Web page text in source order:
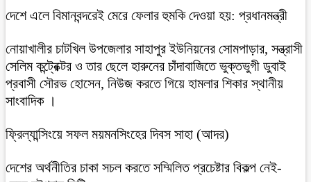
দেশে এলে বিমানবন্দরেই মেরে ফেলার হুমকি দেওয়া হয়: প্রধানমন্ত্রী
নোয়াখালীর চাটখিল উপজেলার সাহাপুর ইউনিয়নের সোমপাড়ার, সন্ত্রাসী
সেলিম কন্ট্রেক্টর ও তার ছেলে হারুনের চাঁদাবাজিতে ভুক্তভুগী ডুবাই
প্রবাসী সৌরভ হোসেন, নিউজ করতে গিয়ে হামলার শিকার স্থানীয়
সাংবাদিক ।
ফ্রিল্যান্সিংয়ে সফল ময়মনসিংহের দিবস সাহা (আদর)
দেশের অর্থনীতির চাকা সচল করতে সম্মিলিত প্রচেষ্টার বিকল্প নেই-